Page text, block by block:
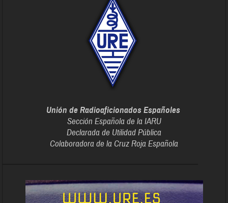
Unión de Radioaficionados Españoles
Sección Española de la IARU
Declarada de Utilidad Pública
Colaboradora de la Cruz Roja Española